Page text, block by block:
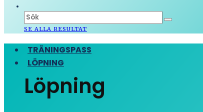
SE ALLA RESULTAT
TRÄNINGSPASS
LÖPNING
Löpning